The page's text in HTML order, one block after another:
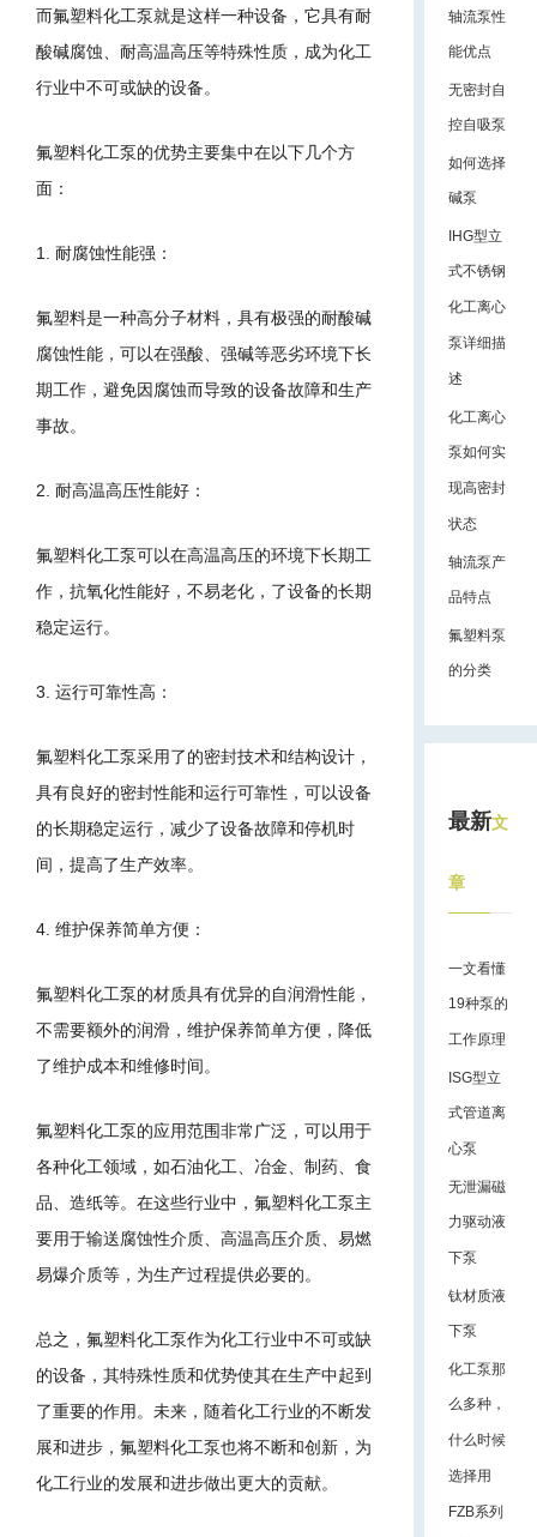
而氟塑料化工泵就是这样一种设备，它具有耐
酸碱腐蚀、耐高温高压等特殊性质，成为化工
行业中不可或缺的设备。
氟塑料化工泵的优势主要集中在以下几个方
面：
1. 耐腐蚀性能强：
氟塑料是一种高分子材料，具有极强的耐酸碱
腐蚀性能，可以在强酸、强碱等恶劣环境下长
期工作，避免因腐蚀而导致的设备故障和生产
事故。
2. 耐高温高压性能好：
氟塑料化工泵可以在高温高压的环境下长期工
作，抗氧化性能好，不易老化，了设备的长期
稳定运行。
3. 运行可靠性高：
氟塑料化工泵采用了的密封技术和结构设计，
具有良好的密封性能和运行可靠性，可以设备
的长期稳定运行，减少了设备故障和停机时
间，提高了生产效率。
4. 维护保养简单方便：
氟塑料化工泵的材质具有优异的自润滑性能，
不需要额外的润滑，维护保养简单方便，降低
了维护成本和维修时间。
氟塑料化工泵的应用范围非常广泛，可以用于
各种化工领域，如石油化工、冶金、制药、食
品、造纸等。在这些行业中，氟塑料化工泵主
要用于输送腐蚀性介质、高温高压介质、易燃
易爆介质等，为生产过程提供必要的。
总之，氟塑料化工泵作为化工行业中不可或缺
的设备，其特殊性质和优势使其在生产中起到
了重要的作用。未来，随着化工行业的不断发
展和进步，氟塑料化工泵也将不断和创新，为
化工行业的发展和进步做出更大的贡献。
轴流泵性
能优点
无密封自
控自吸泵
如何选择
碱泵
IHG型立
式不锈钢
化工离心
泵详细描
述
化工离心
泵如何实
现高密封
状态
轴流泵产
品特点
氟塑料泵
的分类
最新文
章
一文看懂
19种泵的
工作原理
ISG型立
式管道离
心泵
无泄漏磁
力驱动液
下泵
钛材质液
下泵
化工泵那
么多种，
什么时候
选择用
FZB系列